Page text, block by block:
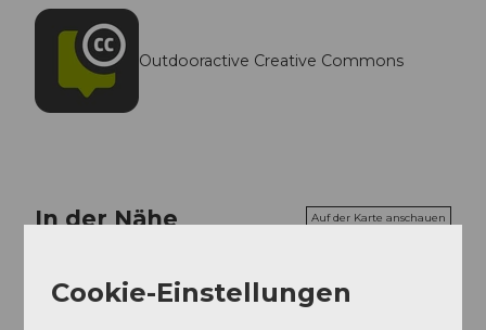
Outdooractive Creative Commons
In der Nähe Auf der Karte anschauen
Veranstaltung
Cookie-Einstellungen